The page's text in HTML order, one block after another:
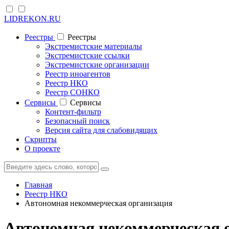
LIDREKON.RU
Реестры
Реестры
Экстремистские материалы
Экстремистские ссылки
Экстремистские организации
Реестр иноагентов
Реестр НКО
Реестр СОНКО
Cервисы
Cервисы
Контент-фильтр
Безопасный поиск
Версия сайта для слабовидящих
Скрипты
О проекте
Главная
Реестр НКО
Автономная некоммерческая организация